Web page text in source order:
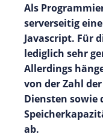
Als
serverseitig
Javascript. Für
lediglich sehr
Allerdings
von der Zahl
Diensten sowie
ab.